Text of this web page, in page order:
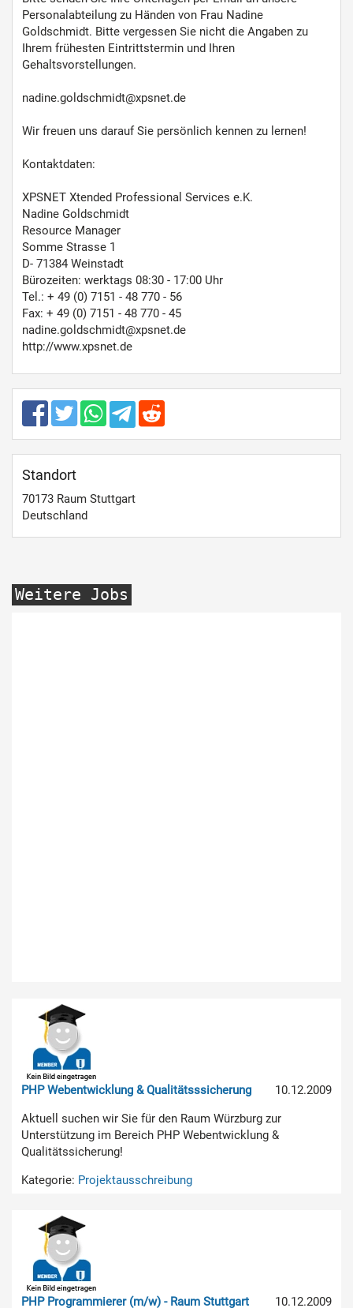
Personalabteilung zu Händen von Frau Nadine
Goldschmidt. Bitte vergessen Sie nicht die Angaben zu
Ihrem frühesten Eintrittstermin und Ihren
Gehaltsvorstellungen.
nadine.goldschmidt@xpsnet.de
Wir freuen uns darauf Sie persönlich kennen zu lernen!
Kontaktdaten:
XPSNET Xtended Professional Services e.K.
Nadine Goldschmidt
Resource Manager
Somme Strasse 1
D- 71384 Weinstadt
Bürozeiten: werktags 08:30 - 17:00 Uhr
Tel.: + 49 (0) 7151 - 48 770 - 56
Fax: + 49 (0) 7151 - 48 770 - 45
nadine.goldschmidt@xpsnet.de
http://www.xpsnet.de
Standort
70173 Raum Stuttgart
Deutschland
Weitere Jobs
10.12.2009
PHP Webentwicklung & Qualitätsssicherung
Aktuell suchen wir Sie für den Raum Würzburg zur
Unterstützung im Bereich PHP Webentwicklung &
Qualitätssicherung!
Kategorie: Projektausschreibung
10.12.2009
PHP Programmierer (m/w) - Raum Stuttgart